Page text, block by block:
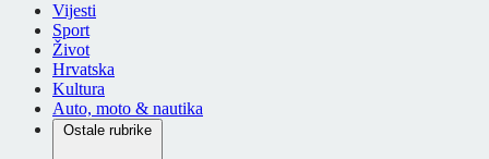
Vijesti
Sport
Život
Hrvatska
Kultura
Auto, moto & nautika
Ostale rubrike